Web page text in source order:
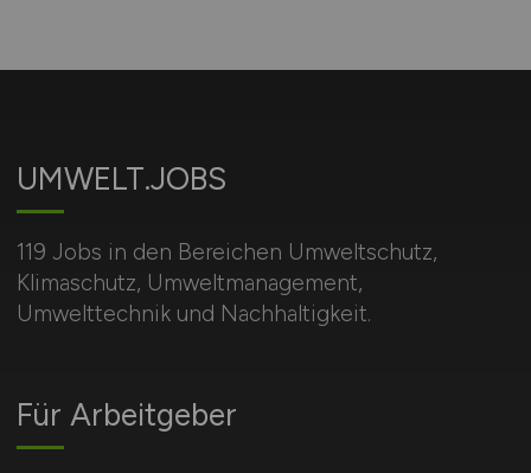
UMWELT.JOBS
119 Jobs in den Bereichen Umweltschutz,
Klimaschutz, Umweltmanagement,
Umwelttechnik und Nachhaltigkeit.
Für Arbeitgeber